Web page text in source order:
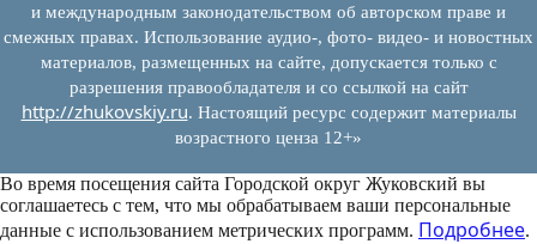
и международным законодательством об авторском праве и
смежных правах. Использование аудио-, фото- видео- и новостных
материалов, размещенных на сайте, допускается только с
разрешения правообладателя и со ссылкой на сайт
http://zhukovskiy.ru. Настоящий ресурс содержит материалы
возрастного ценза 12+»
Во время посещения сайта Городской округ Жуковский вы
соглашаетесь с тем, что мы обрабатываем ваши персональные
данные с использованием метрических программ. Подробнее.